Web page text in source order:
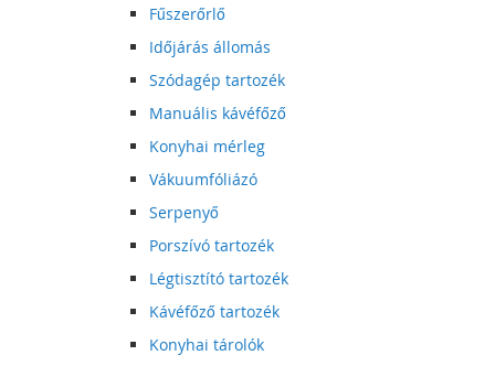
Fűszerőrlő
Időjárás állomás
Szódagép tartozék
Manuális kávéfőző
Konyhai mérleg
Vákuumfóliázó
Serpenyő
Porszívó tartozék
Légtisztító tartozék
Kávéfőző tartozék
Konyhai tárolók